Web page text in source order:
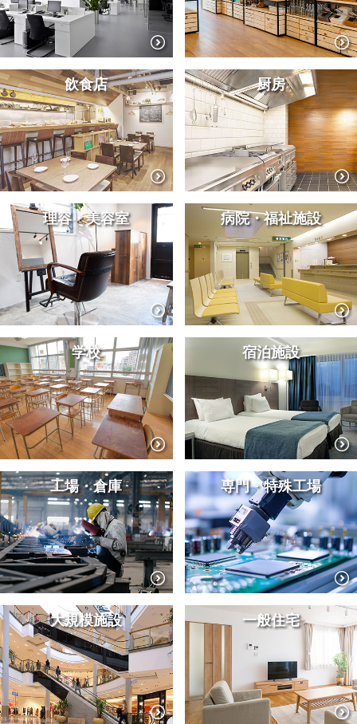
飲食店 厨房
理容・美容室 病院・福祉施設
学校 宿泊施設
工場・倉庫 専門・特殊工場
大規模施設 一般住宅